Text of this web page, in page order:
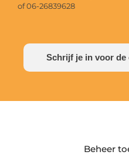
Beheer
of 06-26839628
Schrijf je in voor